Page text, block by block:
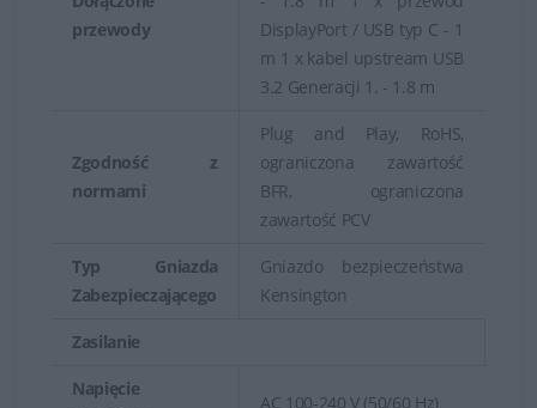
przewody
DisplayPort / USB typ C - 1
m 1 x kabel upstream USB
3.2 Generacji 1. - 1.8 m
Zgodność z
normami
Plug and Play, RoHS,
ograniczona zawartość
BFR, ograniczona
zawartość PCV
Typ Gniazda
Zabezpieczającego
Gniazdo bezpieczeństwa
Kensington
Zasilanie
Napięcie
AC 100-240 V (50/60 Hz)